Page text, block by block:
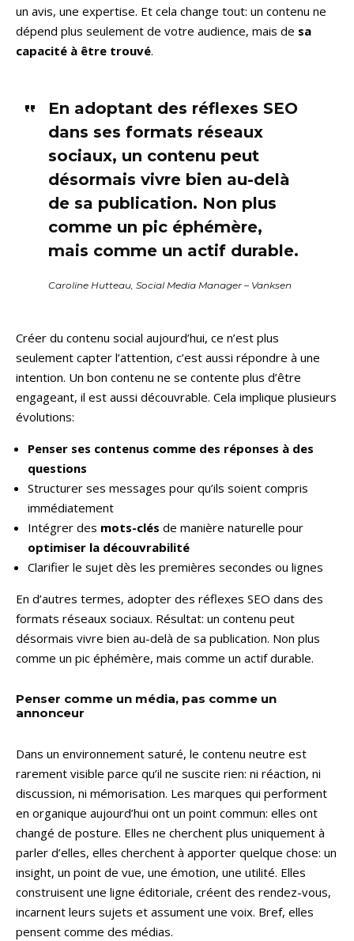
un avis, une expertise. Et cela change tout: un contenu ne
dépend plus seulement de votre audience, mais de sa
capacité à être trouvé.
En adoptant des réflexes SEO
dans ses formats réseaux
sociaux, un contenu peut
désormais vivre bien au-delà
de sa publication. Non plus
comme un pic éphémère,
mais comme un actif durable.
Caroline Hutteau, Social Media Manager – Vanksen
Créer du contenu social aujourd’hui, ce n’est plus
seulement capter l’attention, c’est aussi répondre à une
intention. Un bon contenu ne se contente plus d’être
engageant, il est aussi découvrable. Cela implique plusieurs
évolutions:
Penser ses contenus comme des réponses à des
questions
Structurer ses messages pour qu’ils soient compris
immédiatement
Intégrer des mots-clés de manière naturelle pour
optimiser la découvrabilité
Clarifier le sujet dès les premières secondes ou lignes
En d’autres termes, adopter des réflexes SEO dans des
formats réseaux sociaux. Résultat: un contenu peut
désormais vivre bien au-delà de sa publication. Non plus
comme un pic éphémère, mais comme un actif durable.
Penser comme un média, pas comme un
annonceur
Dans un environnement saturé, le contenu neutre est
rarement visible parce qu’il ne suscite rien: ni réaction, ni
discussion, ni mémorisation. Les marques qui performent
en organique aujourd’hui ont un point commun: elles ont
changé de posture. Elles ne cherchent plus uniquement à
parler d’elles, elles cherchent à apporter quelque chose: un
insight, un point de vue, une émotion, une utilité. Elles
construisent une ligne éditoriale, créent des rendez-vous,
incarnent leurs sujets et assument une voix. Bref, elles
pensent comme des médias.